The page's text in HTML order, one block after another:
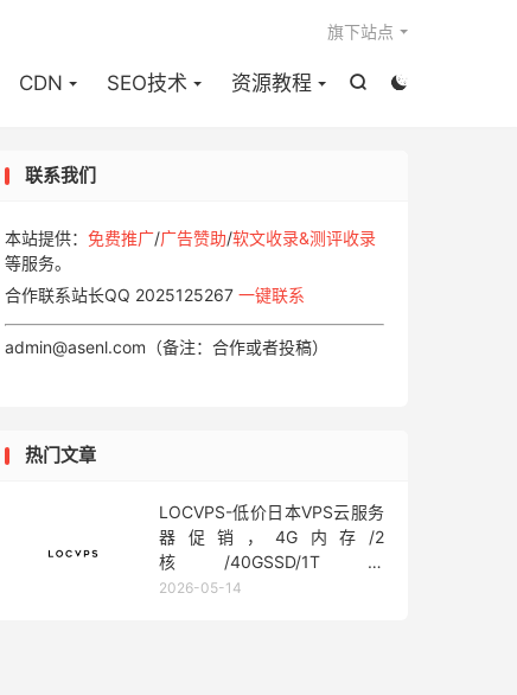


CDN SEO技术 资源教程
旗下站点
联系我们
本站提供： 免费推广/广告赞助/软文收录&测评收录
等服务。
合作联系站长QQ 2025125267 一键联系
admin@asenl.com（备注：合作或者投稿）
热门文章
LOCVPS-低价日本VPS云服务
器促销，4G内存/2
核/40GSSD/1T流
量/450Mbps带宽，低至36元/
2026-05-14